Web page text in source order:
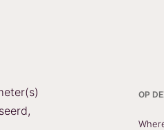
OP